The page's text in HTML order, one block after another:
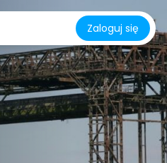
Zaloguj się